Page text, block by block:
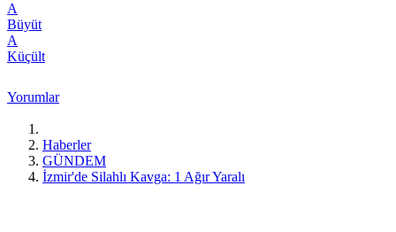
A
Büyüt
A
Küçült
Yorumlar
Haberler
GÜNDEM
İzmir'de Silahlı Kavga: 1 Ağır Yaralı